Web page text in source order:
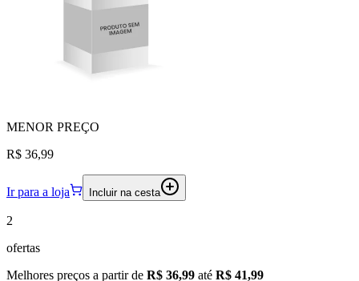
MENOR PREÇO
R$ 36,99
Ir para a loja Incluir na cesta
2
ofertas
Melhores preços a partir de R$ 36,99 até R$ 41,99